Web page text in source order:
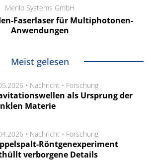
Menlo Systems GmbH
Faserlaser für Multiphotonen-
Anwendungen
Meist gelesen
• Nachricht • Forschung
als Ursprung der
Materie
• Nachricht • Forschung
Röntgenexperiment
verborgene Details